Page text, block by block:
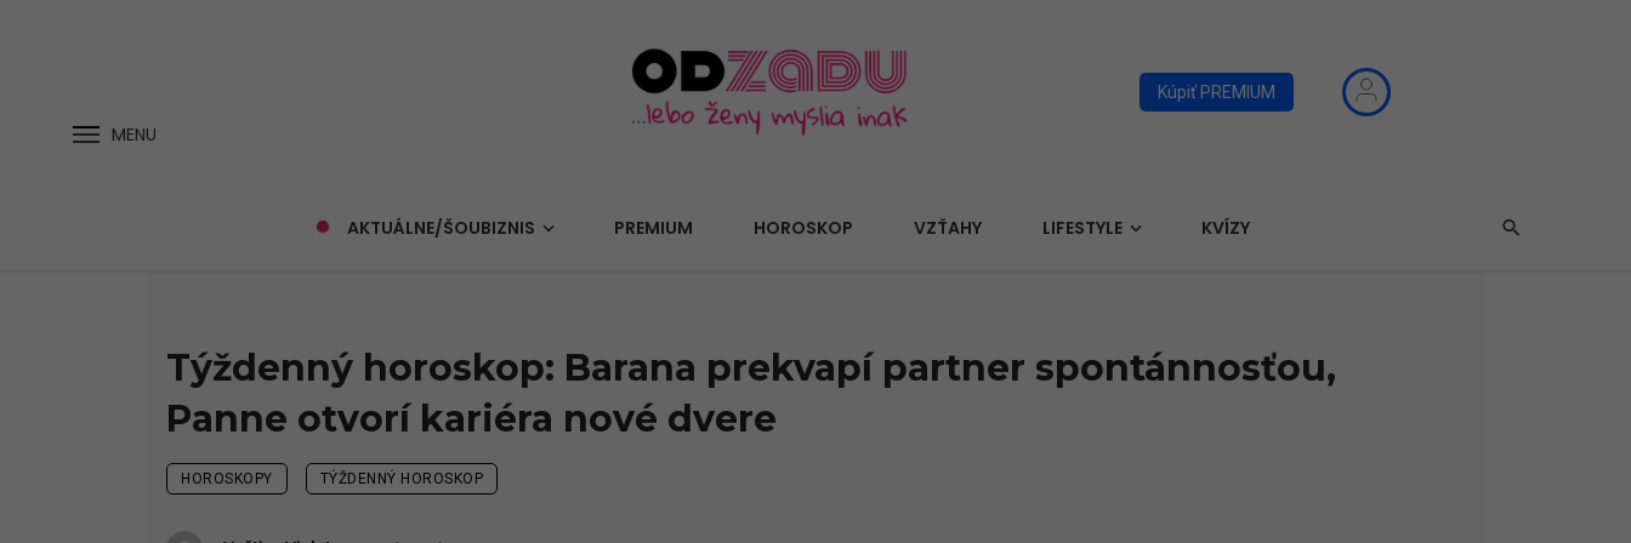
MENU
Kúpiť PREMIUM
AKTUÁLNE/ŠOUBIZNIS PREMIUM HOROSKOP VZŤAHY LIFESTYLE KVÍZY
Týždenný horoskop: Barana prekvapí partner spontánnosťou,
Panne otvorí kariéra nové dvere
HOROSKOPY TÝŽDENNÝ HOROSKOP